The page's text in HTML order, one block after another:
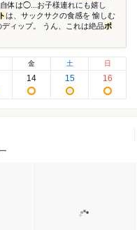
体は◯...お子様連れにも嬉し
は、サックサクの食感を 愉しむ
ィップ。 うん、これは絶品ポ
金
14
土
15
日
16